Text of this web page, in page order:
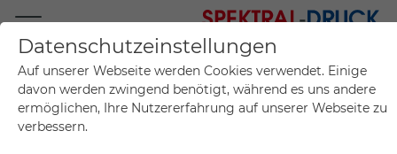
Mo.-Fr. 09:00-17:00
+49 (0)711 55 75 25
Datenschutzeinstellungen
Auf unserer Webseite werden Cookies verwendet. Einige
davon werden zwingend benötigt, während es uns andere
ermöglichen, Ihre Nutzererfahrung auf unserer Webseite zu
verbessern.